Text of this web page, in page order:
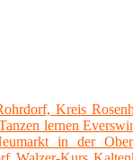
Kreis
lernen
in der